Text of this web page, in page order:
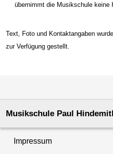
übernimmt die Musikschule keine
Text, Foto und Kontaktangaben
zur Verfügung gestellt.
Musikschule Paul
Impressum